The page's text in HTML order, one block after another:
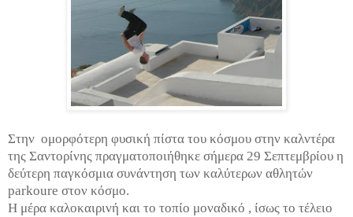
Στην ομορφότερη φυσική πίστα του κόσμου στην καλντέρα
της Σαντορίνης πραγματοποιήθηκε σήμερα 29 Σεπτεμβρίου η
δεύτερη παγκόσμια συνάντηση των καλύτερων αθλητών
parkoure στον κόσμο.
Η μέρα καλοκαιρινή και το τοπίο μοναδικό , ίσως το τέλειο